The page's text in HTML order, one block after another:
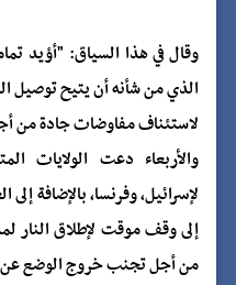
وقال في هذا السياق: "أؤيد
الذي من شأنه أن يتيح توصيل
لاستئناف مفاوضات جادة من
والأربعاء دعت الولايات
لإسرائيل، وفرنسا، بالإضافة
من أجل تجنب خروج الوضع عن